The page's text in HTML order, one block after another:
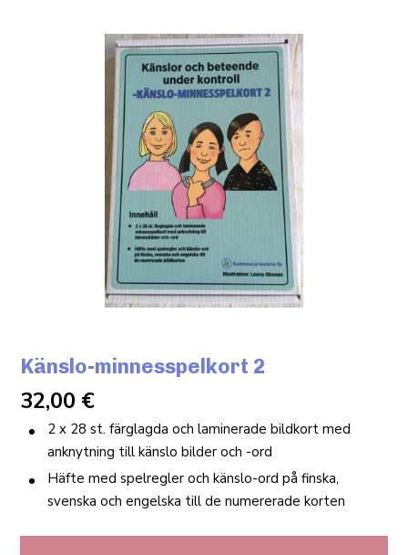
Känslo-minnesspelkort 2
32,00 €
2 x 28 st. färglagda och laminerade bildkort med
anknytning till känslo bilder och -ord
Häfte med spelregler och känslo-ord på finska,
svenska och engelska till de numererade korten